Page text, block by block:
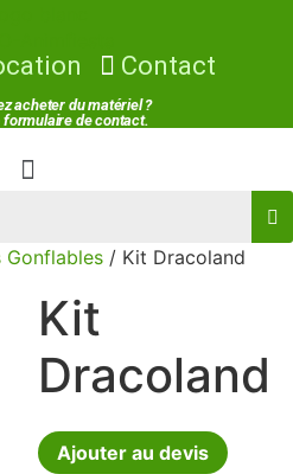
Contact
acheter du matériel ?
formulaire de contact.
Menu
Gonflables / Kit Dracoland
Kit
Dracoland
Ajouter au devis